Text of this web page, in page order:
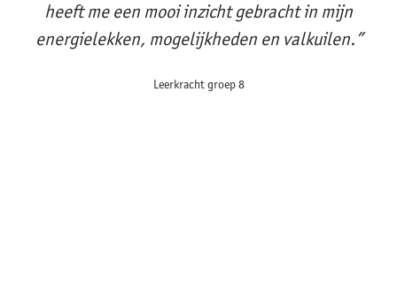
heeft me een mooi inzicht gebracht in mijn
energielekken, mogelijkheden en valkuilen.”
Leerkracht groep 8